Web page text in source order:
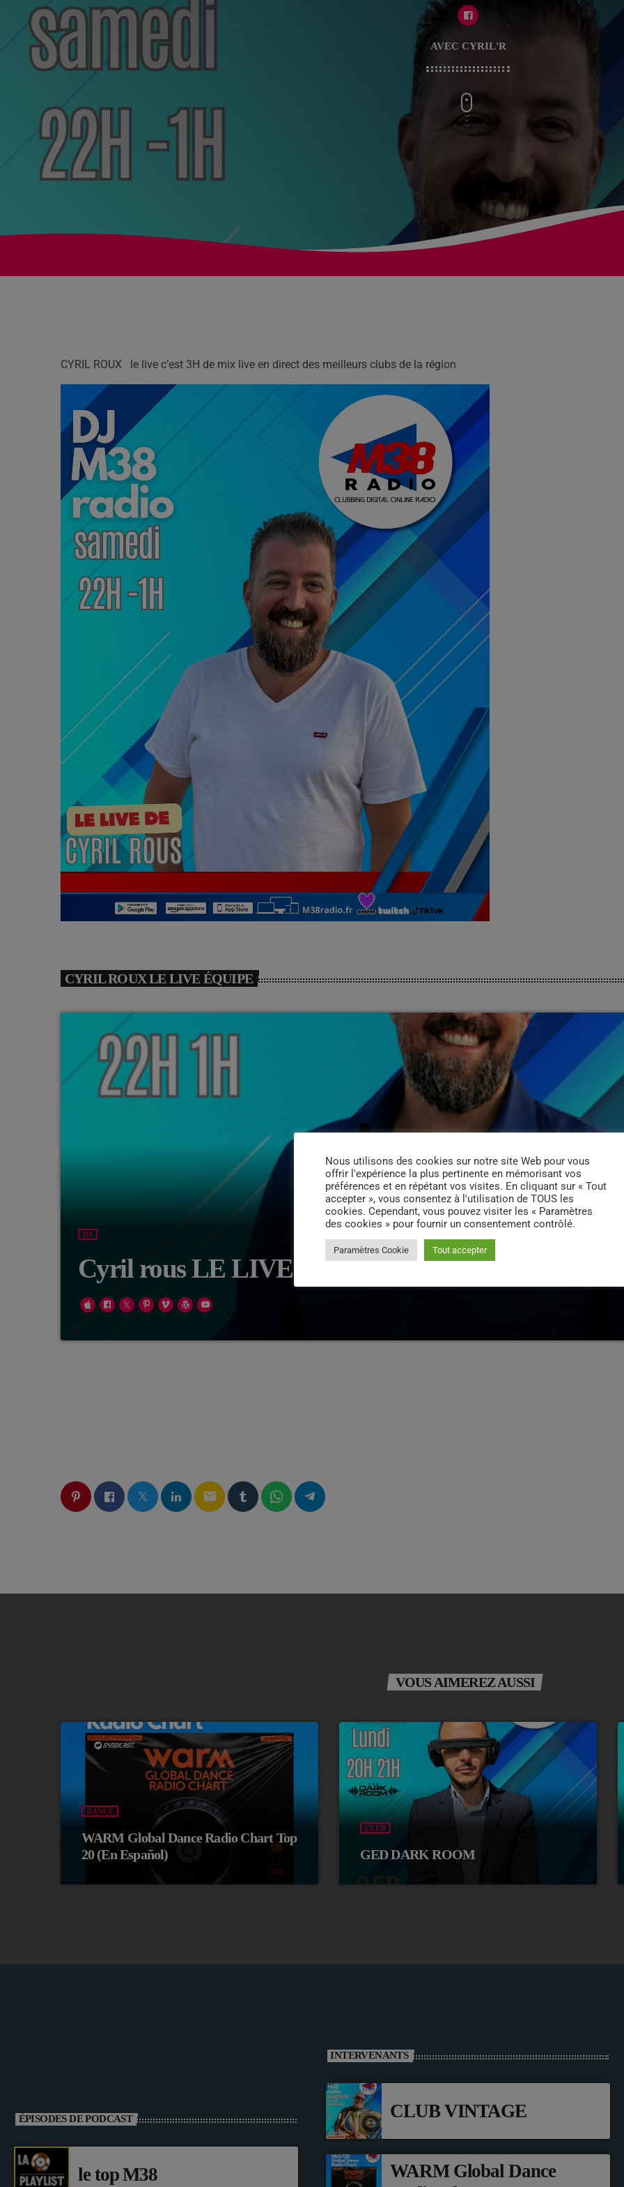
AVEC CYRIL'R
CYRIL ROUX le live c’est 3H de mix live en direct des meilleurs clubs de la région
CYRIL ROUX LE LIVE ÉQUIPE
DJ
Cyril rous LE LIVE
email
VOUS AIMEREZ AUSSI
DANCE
WARM Global Dance Radio Chart Top
20 (En Español)
CLUB
GED DARK ROOM
ÉPISODES DE PODCAST
le top M38
INTERVENANTS
CLUB VINTAGE
WARM Global Dance
Nous utilisons des cookies sur notre site Web pour vous
offrir l'expérience la plus pertinente en mémorisant vos
préférences et en répétant vos visites. En cliquant sur « Tout
accepter », vous consentez à l'utilisation de TOUS les
cookies. Cependant, vous pouvez visiter les « Paramètres
des cookies » pour fournir un consentement contrôlé.
Paramètres Cookie Tout accepter